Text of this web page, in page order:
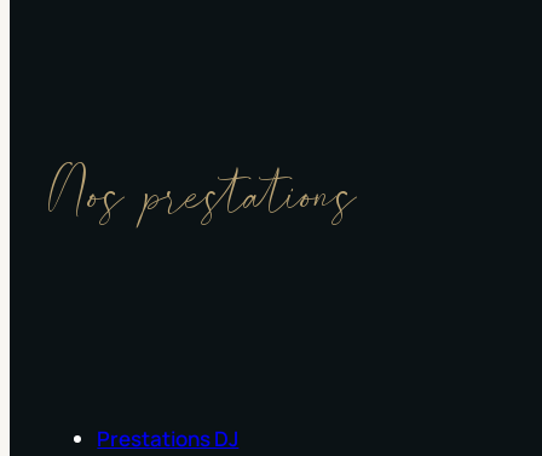
Nos prestations
Prestations DJ